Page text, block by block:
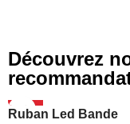
Découvrez
-20%
Ruban Led Bande